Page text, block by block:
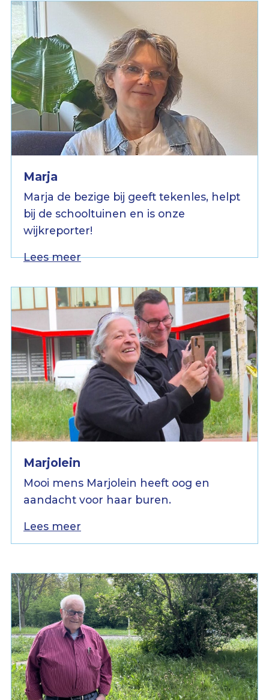
Marja
Marja de bezige bij geeft tekenles, helpt
bij de schooltuinen en is onze
wijkreporter!
Lees meer
Marjolein
Mooi mens Marjolein heeft oog en
aandacht voor haar buren.
Lees meer